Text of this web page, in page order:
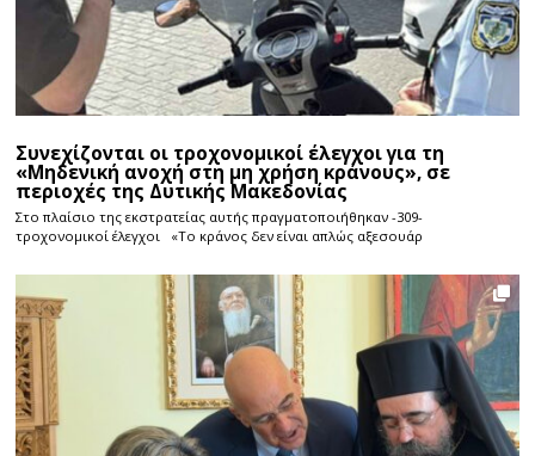
Συνεχίζονται οι τροχονομικοί έλεγχοι για τη
«Μηδενική ανοχή στη μη χρήση κράνους», σε
περιοχές της Δυτικής Μακεδονίας
Στο πλαίσιο της εκστρατείας αυτής πραγματοποιήθηκαν -309-
τροχονομικοί έλεγχοι «Το κράνος δεν είναι απλώς αξεσουάρ